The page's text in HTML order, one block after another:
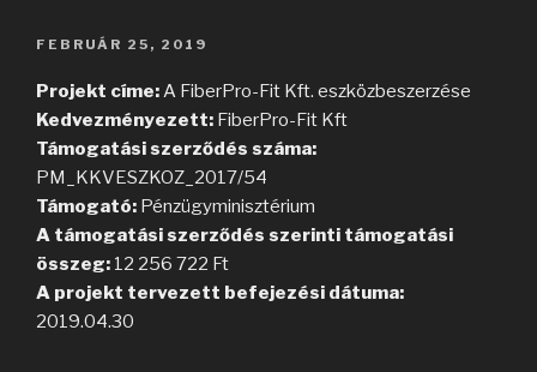
BEKÜLDVE:
FEBRUÁR 25, 2019
Projekt címe:A FiberPro-Fit Kft. eszközbeszerzése
Kedvezményezett: FiberPro-Fit Kft
Támogatási szerződés száma:
PM_KKVESZKOZ_2017/54
Támogató: Pénzügyminisztérium
A támogatási szerződés szerinti támogatási
összeg: 12 256 722 Ft
A projekt tervezett befejezési dátuma:
2019.04.30